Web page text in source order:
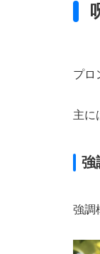
プロ
主に
強
強調